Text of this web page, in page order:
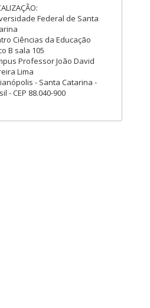
Federal de Santa
Ciências da Educação
B sala 105
Professor João David
Lima
- Santa Catarina -
- CEP 88.040-900